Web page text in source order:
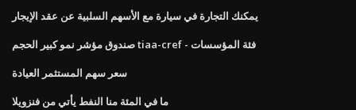
يمكنك التجارة في سيارة مع الأسهم السلبية عن عقد الإيجار
صندوق مؤشر نمو كبير الحجم tiaa-cref - فئة المؤسسات
سعر سهم المستثمر العيادة
ما في المئة منا النفط يأتي من فنزويلا